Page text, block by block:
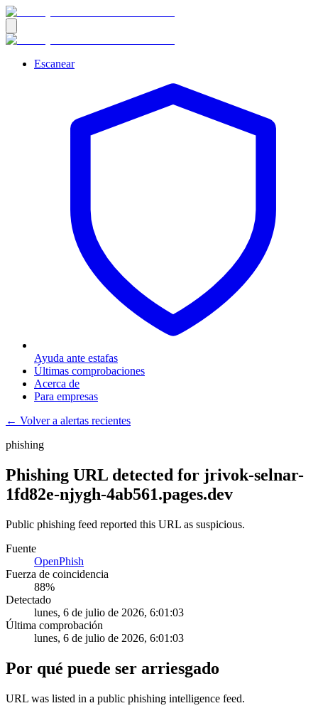
Escanear
Ayuda ante estafas
Últimas comprobaciones
Acerca de
Para empresas
← Volver a alertas recientes
phishing
Phishing URL detected for jrivok-selnar-
1fd82e-njygh-4ab561.pages.dev
Public phishing feed reported this URL as suspicious.
Fuente
OpenPhish
Fuerza de coincidencia
88%
Detectado
lunes, 6 de julio de 2026, 6:01:03
Última comprobación
lunes, 6 de julio de 2026, 6:01:03
Por qué puede ser arriesgado
URL was listed in a public phishing intelligence feed.